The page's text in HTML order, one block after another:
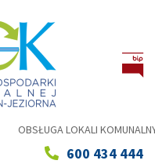
OBSŁUGA LOKALI
600 434 444